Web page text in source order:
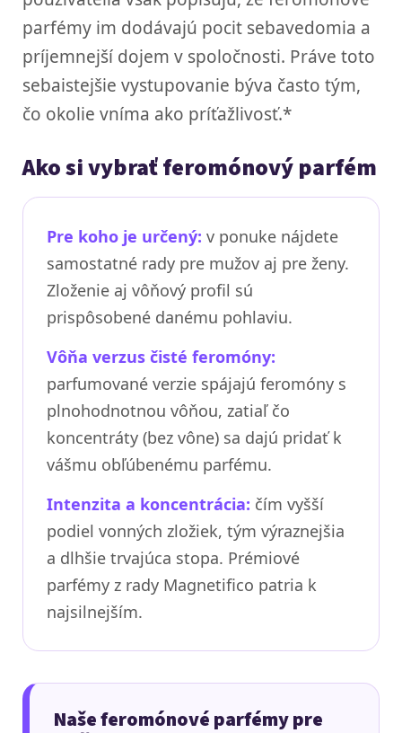
parfémy im dodávajú pocit sebavedomia a
príjemnejší dojem v spoločnosti. Práve toto
sebaistejšie vystupovanie býva často tým,
čo okolie vníma ako príťažlivosť.*
Ako si vybrať feromónový parfém
Pre koho je určený: v ponuke nájdete
samostatné rady pre mužov aj pre ženy.
Zloženie aj vôňový profil sú
prispôsobené danému pohlaviu.
Vôňa verzus čisté feromóny:
parfumované verzie spájajú feromóny s
plnohodnotnou vôňou, zatiaľ čo
koncentráty (bez vône) sa dajú pridať k
vášmu obľúbenému parfému.
Intenzita a koncentrácia: čím vyšší
podiel vonných zložiek, tým výraznejšia
a dlhšie trvajúca stopa. Prémiové
parfémy z rady Magnetifico patria k
najsilnejším.
Naše feromónové parfémy pre